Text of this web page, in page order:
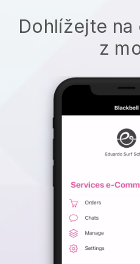
Dohlížejte
z